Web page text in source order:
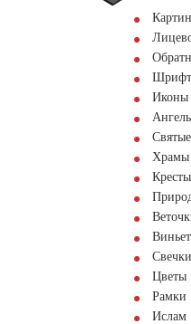
Иконы
Святые
Храмы
Кресты
Свечки
Цветы
Рамки
Ислам